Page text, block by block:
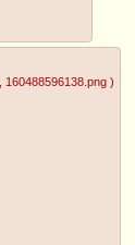
, 160488596138.png )